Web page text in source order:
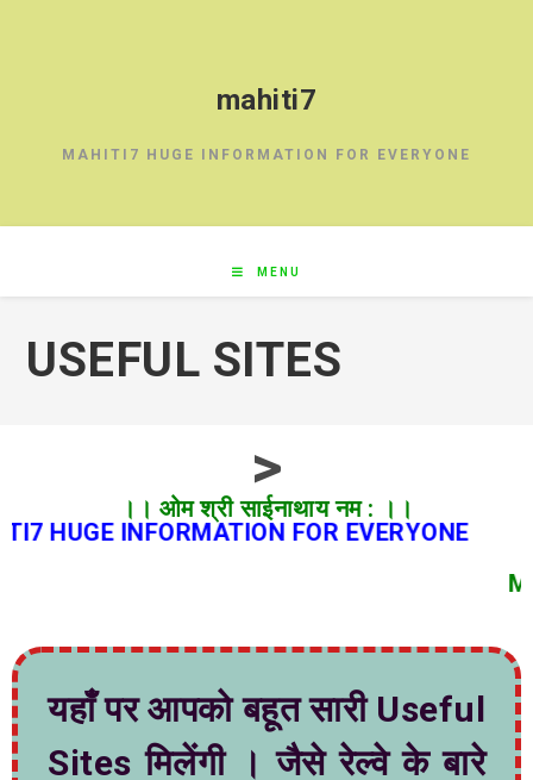
mahiti7
MAHITI7 HUGE INFORMATION FOR EVERYONE
MENU
USEFUL SITES
>
।। ओम श्री साईनाथाय नम : ।।
FOR EVERYONE
MAHITI7
यहाँं पर आपको बहूत सारी Useful
Sites मिलेंगी । जैसे रेल्वे के बारे